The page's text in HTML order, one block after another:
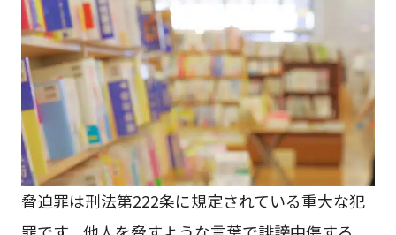
脅迫罪は刑法第222条に規定されている重大な犯